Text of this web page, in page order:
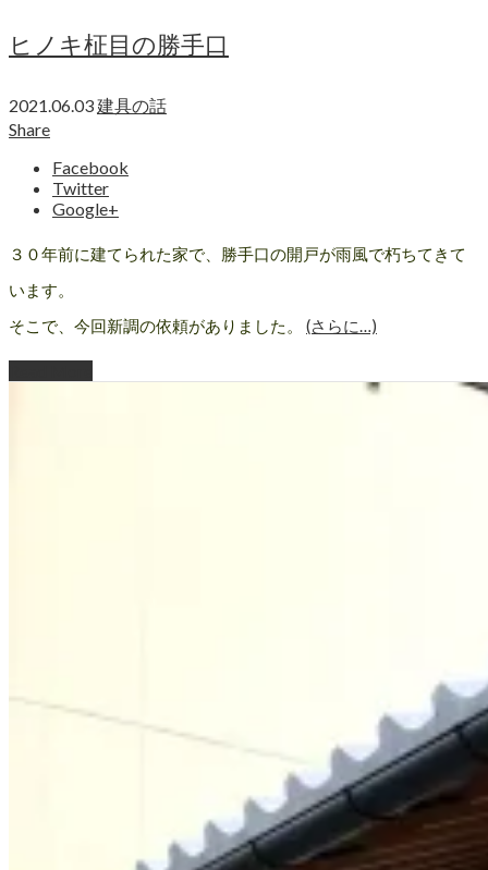
ヒノキ柾目の勝手口
2021.06.03建具の話
Share
Facebook
Twitter
Google+
３０年前に建てられた家で、勝手口の開戸が雨風で朽ちてきて
います。
そこで、今回新調の依頼がありました。 (さらに…)